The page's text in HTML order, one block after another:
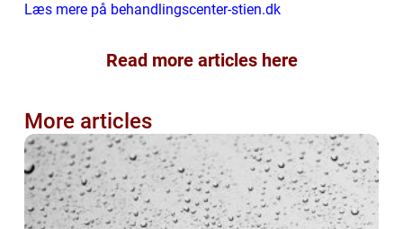
Læs mere på behandlingscenter-stien.dk
Read more articles here
More articles